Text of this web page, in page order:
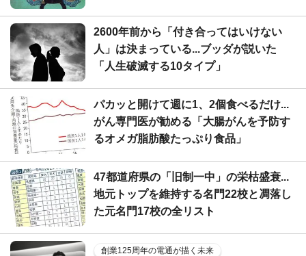
2600年前から「付き合ってはいけない
人」は決まっている...ブッダが説いた
「人生破滅する10タイプ」
パカッと開けて週に1、2個食べるだけ...
がん専門医が勧める「大腸がんを予防す
るオメガ脂肪酸たっぷり食品」
47都道府県の「旧制一中」の栄枯盛衰...
地元トップを維持する名門22校と凋落し
た元名門17校の全リスト
創業125周年の電通が描く未来